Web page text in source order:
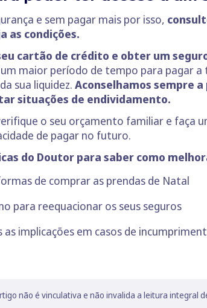
e sem pagar mais por isso,
as condições.
cartão de crédito e obter um
maior período de tempo para pagar
sua liquidez. Aconselhamos sempre
situações de endividamento.
o seu orçamento familiar e faça
de pagar no futuro.
do Doutor para saber como
de comprar as prendas de Natal
para reequacionar os seus seguros
as implicações em casos de
não é vinculativa e não invalida a leitura integral